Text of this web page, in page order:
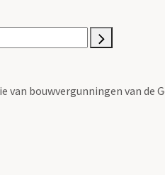
van bouwvergunningen van de